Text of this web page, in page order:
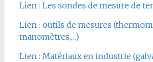
Lien : Les sondes de mesure de
Lien : outils de mesures
manomètres,…)
Lien : Matériaux en industrie